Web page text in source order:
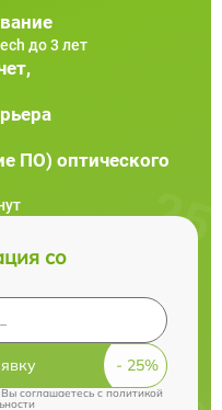
до 3 лет
ПО) оптического
со
соглашаетесь cполитикой